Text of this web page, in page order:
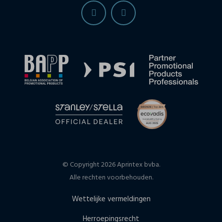
© Copyright 2026 Aprintex bvba.
Alle rechten voorbehouden.
Wettelijke vermeldingen
Herroepingsrecht